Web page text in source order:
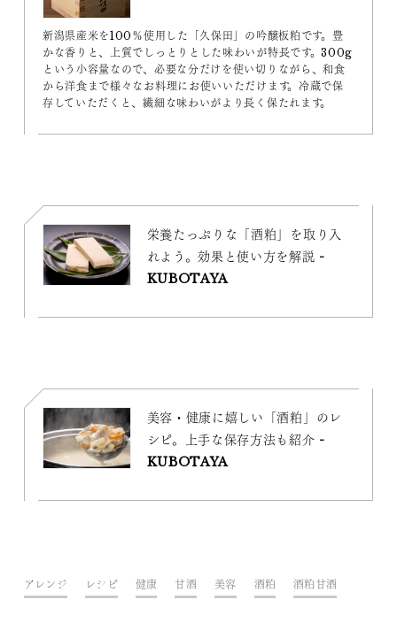
新潟県産米を100％使用した「久保田」の吟醸板粕です。豊
かな香りと、上質でしっとりとした味わいが特長です。300g
という小容量なので、必要な分だけを使い切りながら、和食
から洋食まで様々なお料理にお使いいただけます。冷蔵で保
存していただくと、繊細な味わいがより長く保たれます。
栄養たっぷりな「酒粕」を取り入
れよう。効果と使い方を解説 -
KUBOTAYA
美容・健康に嬉しい「酒粕」のレ
シピ。上手な保存方法も紹介 -
KUBOTAYA
アレンジ レシピ 健康 甘酒 美容 酒粕 酒粕甘酒